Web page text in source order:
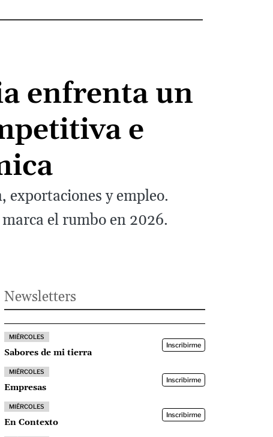
enfrenta un
e
exportaciones y empleo.
el rumbo en 2026.
Newsletters
MIÉRCOLES
Sabores de mi tierra
Inscribirme
MIÉRCOLES
Empresas
Inscribirme
MIÉRCOLES
En Contexto
Inscribirme